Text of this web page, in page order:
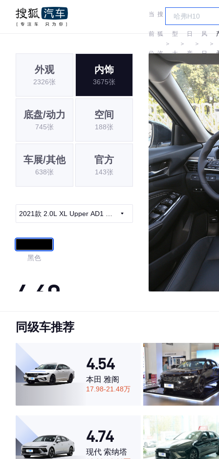
当
前
位
置:
搜
狐
汽
＞
车
型
大
全
＞
日
产
＞
风
日
产
＞
外观
2326张
内饰
3675张
底盘/动力
745张
空间
188张
车展/其他
638张
官方
143张
2021款 2.0L XL Upper AD1 智
黑色
4.69
·外观表现一般，低于65%同级车
·空间表现较为优秀，优于71%同级车
同级车推荐
4.54
本田 雅阁
17.98-21.48万
4.74
现代 索纳塔